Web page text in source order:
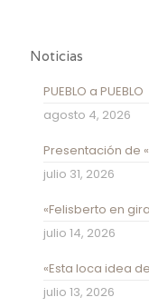
Noticias
PUEBLO a PUEBLO
agosto 4, 2026
Presentación de
julio 31, 2026
«Felisberto en
julio 14, 2026
«Esta loca idea
julio 13, 2026